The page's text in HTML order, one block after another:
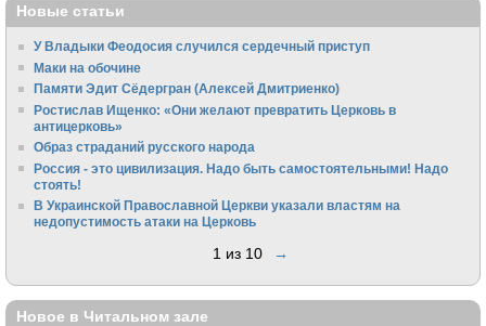
Новые статьи
У Владыки Феодосия случился сердечный приступ
Маки на обочине
Памяти Эдит Сёдергран (Алексей Дмитриенко)
Ростислав Ищенко: «Они желают превратить Церковь в
антицерковь»
Образ страданий русского народа
Россия - это цивилизация. Надо быть самостоятельными! Надо
стоять!
В Украинской Православной Церкви указали властям на
недопустимость атаки на Церковь
1 из 10 →
Новое в Читальном зале